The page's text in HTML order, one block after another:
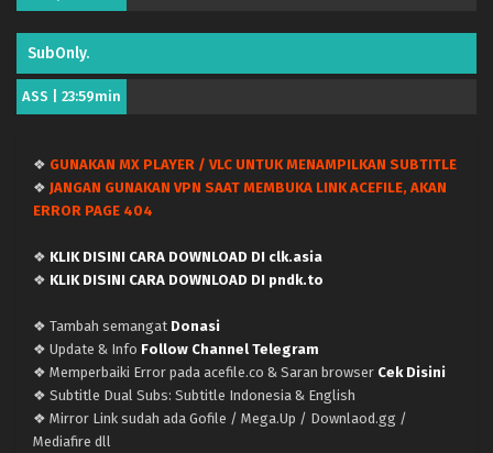
SubOnly.
ASS | 23:59min
❖ GUNAKAN MX PLAYER / VLC UNTUK MENAMPILKAN SUBTITLE
❖ JANGAN GUNAKAN VPN SAAT MEMBUKA LINK ACEFILE, AKAN
ERROR PAGE 404
❖ KLIK DISINI CARA DOWNLOAD DI clk.asia
❖ KLIK DISINI CARA DOWNLOAD DI pndk.to
❖ Tambah semangat Donasi
❖ Update & Info Follow Channel Telegram
❖ Memperbaiki Error pada acefile.co & Saran browser Cek Disini
❖ Subtitle Dual Subs: Subtitle Indonesia & English
❖ Mirror Link sudah ada Gofile / Mega.Up / Downlaod.gg /
Mediafire dll